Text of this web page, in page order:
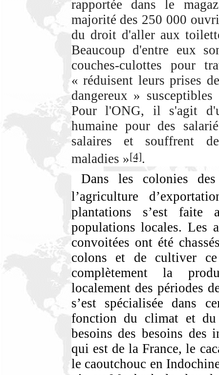
rapportée dans le
majorité des 250 000
du droit d'aller aux
Beaucoup d'entre eux
couches-culottes pour
« réduisent leurs prises
dangereux »
Pour l'ONG, il s'agit
humaine pour des
salaires et souffrent
maladies »[4].
Dans les colonies
l’agriculture
plantations s’est faite
populations locales. Les
convoitées ont été
colons et de cultiver ce
complètement la
localement des périodes
s’est spécialisée dans
fonction du climat et
besoins des besoins des
qui est de la France, le
le caoutchouc en